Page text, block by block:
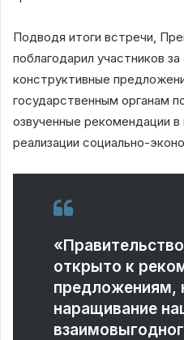
Подводя итоги встречи,
поблагодарил участников
конструктивные
государственным органам
озвученные рекомендации в
реализации социально-
открыто к
предложениям,
наращивание